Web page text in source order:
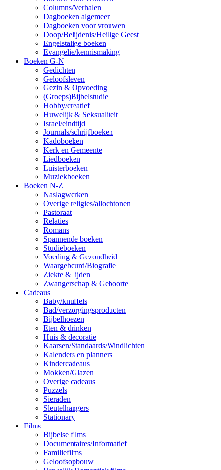
Columns/Verhalen
Dagboeken algemeen
Dagboeken voor vrouwen
Doop/Belijdenis/Heilige Geest
Engelstalige boeken
Evangelie/kennismaking
Boeken G-N
Gedichten
Geloofsleven
Gezin & Opvoeding
(Groeps)Bijbelstudie
Hobby/creatief
Huwelijk & Seksualiteit
Israel/eindtijd
Journals/schrijfboeken
Kadoboeken
Kerk en Gemeente
Liedboeken
Luisterboeken
Muziekboeken
Boeken N-Z
Naslagwerken
Overige religies/allochtonen
Pastoraat
Relaties
Romans
Spannende boeken
Studieboeken
Voeding & Gezondheid
Waargebeurd/Biografie
Ziekte & lijden
Zwangerschap & Geboorte
Cadeaus
Baby/knuffels
Bad/verzorgingsproducten
Bijbelhoezen
Eten & drinken
Huis & decoratie
Kaarsen/Standaards/Windlichten
Kalenders en planners
Kindercadeaus
Mokken/Glazen
Overige cadeaus
Puzzels
Sieraden
Sleutelhangers
Stationary
Films
Bijbelse films
Documentaires/Informatief
Familiefilms
Geloofsopbouw